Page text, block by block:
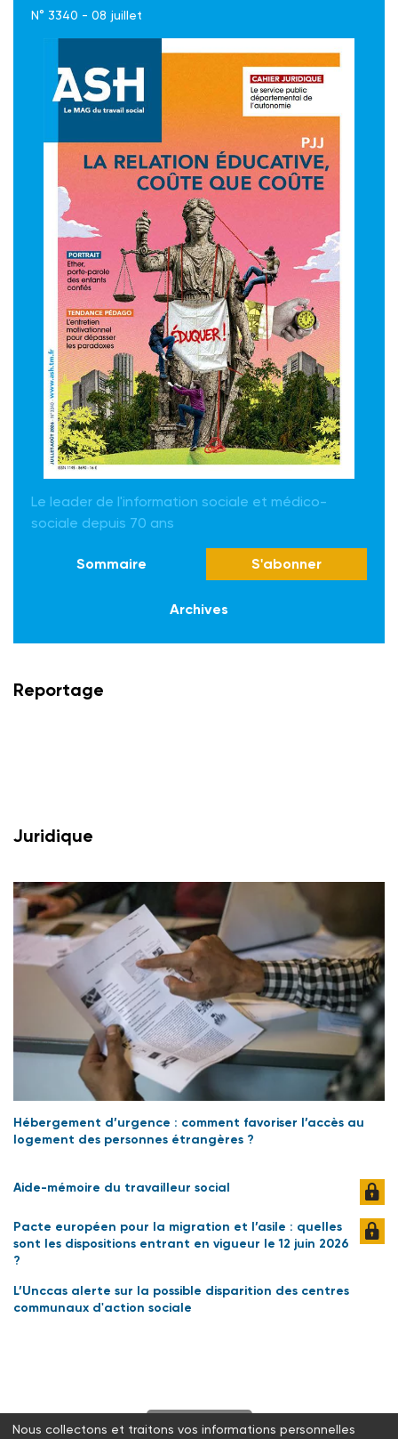
N° 3340 - 08 juillet
Le leader de l'information sociale et médico-
sociale depuis 70 ans
Sommaire S'abonner
Archives
Reportage
Juridique
Hébergement d’urgence : comment favoriser l’accès au
logement des personnes étrangères ?
Aide-mémoire du travailleur social
Pacte européen pour la migration et l’asile : quelles
sont les dispositions entrant en vigueur le 12 juin 2026
?
L’Unccas alerte sur la possible disparition des centres
communaux d'action sociale
S'abonner
Nous collectons et traitons vos informations personnelles